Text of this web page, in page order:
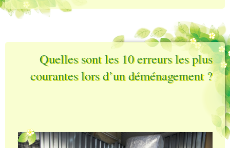
Quelles sont les 10 erreurs les plus
courantes lors d’un déménagement ?